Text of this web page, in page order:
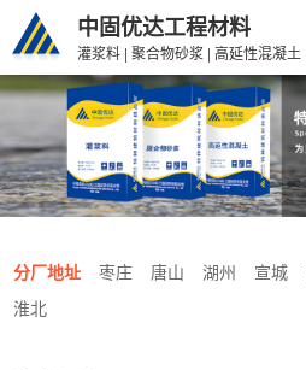
中固优达工程材料
灌浆料 | 聚合物砂浆 | 高延性混凝土
分厂地址 枣庄 唐山 湖州 宣城
淮北